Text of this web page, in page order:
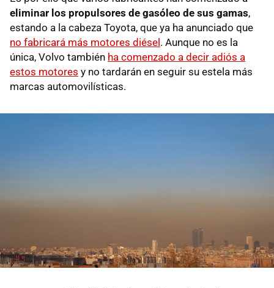
eliminar los propulsores de gasóleo de sus gamas,
estando a la cabeza Toyota, que ya ha anunciado que
no fabricará más motores diésel . Aunque no es la
única, Volvo también ha comenzado a decir adiós a
estos motores y no tardarán en seguir su estela más
marcas automovilísticas.